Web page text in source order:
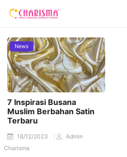
News
7 Inspirasi Busana
Muslim Berbahan Satin
Terbaru
18/12/2023
Admin
Charisma